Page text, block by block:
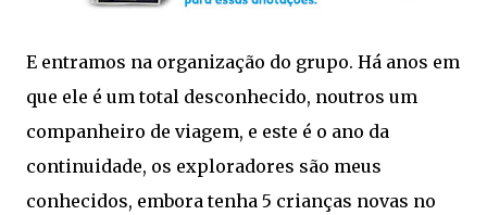
E entramos na organização do grupo. Há anos em
que ele é um total desconhecido, noutros um
companheiro de viagem, e este é o ano da
continuidade, os exploradores são meus
conhecidos, embora tenha 5 crianças novas no